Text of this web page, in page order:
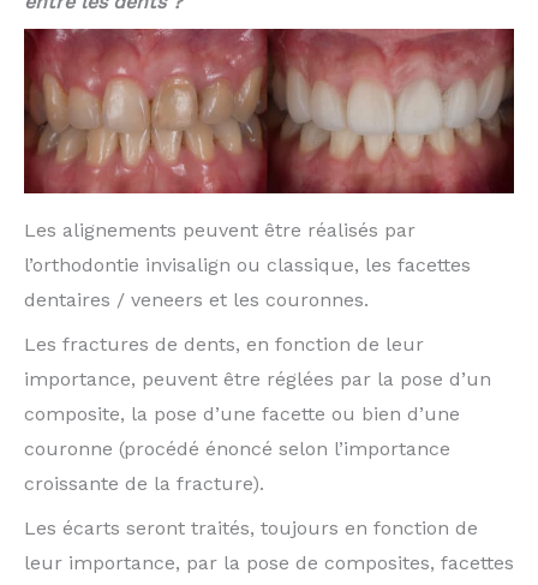
Les alignements peuvent être réalisés par
l’orthodontie invisalign ou classique, les facettes
dentaires / veneers et les couronnes.
Les fractures de dents, en fonction de leur
importance, peuvent être réglées par la pose d’un
composite, la pose d’une facette ou bien d’une
couronne (procédé énoncé selon l’importance
croissante de la fracture).
Les écarts seront traités, toujours en fonction de
leur importance, par la pose de composites, facettes